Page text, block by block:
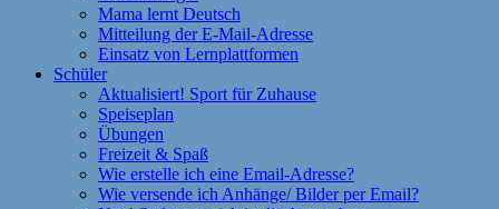
Mama lernt Deutsch
Mitteilung der E-Mail-Adresse
Einsatz von Lernplattformen
Schüler
Aktualisiert! Sport für Zuhause
Speiseplan
Übungen
Freizeit & Spaß
Wie erstelle ich eine Email-Adresse?
Wie versende ich Anhänge/ Bilder per Email?